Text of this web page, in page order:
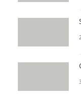
➡️